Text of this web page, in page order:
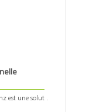
est une solut .